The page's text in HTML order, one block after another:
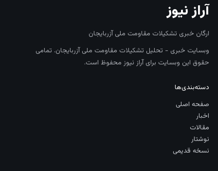
آراز نیوز
ارگان خبری تشکیلات مقاومت ملی آزربایجان
وبسایت خبری - تحلیل تشکیلات مقاومت ملی آزربایجان. تمامی
حقوق این وبسایت برای آراز نیوز محفوظ است.
دسته‌بندی‌ها
صفحه اصلی
اخبار
مقالات
نوشتار
نسخه قدیمی